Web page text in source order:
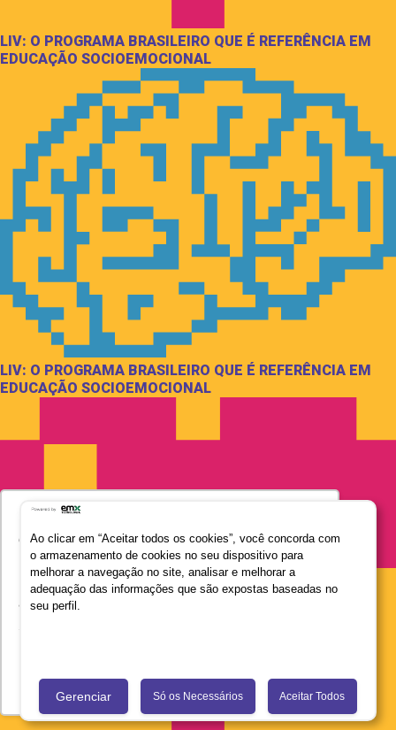
Utilizamos seus dados para oferecer uma
experiência mais relevante ao analisar e
personalizar conteúdos e anúncios em nossa
plataforma e em serviços de terceiros. Consulte
a Política de Privacidade de Dados do Grupo
Recusar Cookies Aceitar Cookies
LIV: O PROGRAMA BRASILEIRO QUE É REFERÊNCIA EM
EDUCAÇÃO SOCIOEMOCIONAL
LIV: O PROGRAMA BRASILEIRO QUE É REFERÊNCIA EM
EDUCAÇÃO SOCIOEMOCIONAL
Ao clicar em “Aceitar todos os cookies”, você concorda com
o armazenamento de cookies no seu dispositivo para
melhorar a navegação no site, analisar e melhorar a
adequação das informações que são expostas baseadas no
seu perfil.
Gerenciar Só os Necessários Aceitar Todos